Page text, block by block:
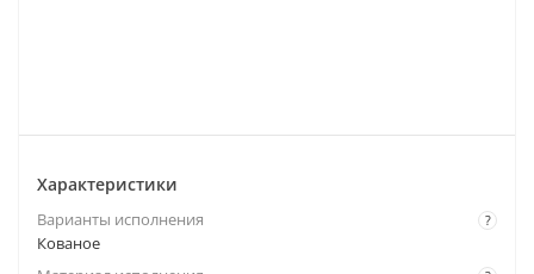
Характеристики
?
Варианты исполнения
Кованое